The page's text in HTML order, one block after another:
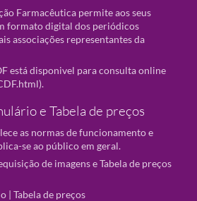
Farmacêutica permite aos seus
formato digital dos periódicos
associações representantes da
está disponivel para consulta online
).
e Tabela de preços
as normas de funcionamento e
se ao público em geral.
de imagens e Tabela de preços
| Tabela de preços